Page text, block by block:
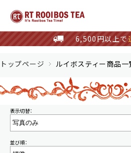
6,500円以上で
トップページ ルイボスティー商品一
表示切替：
並び順：